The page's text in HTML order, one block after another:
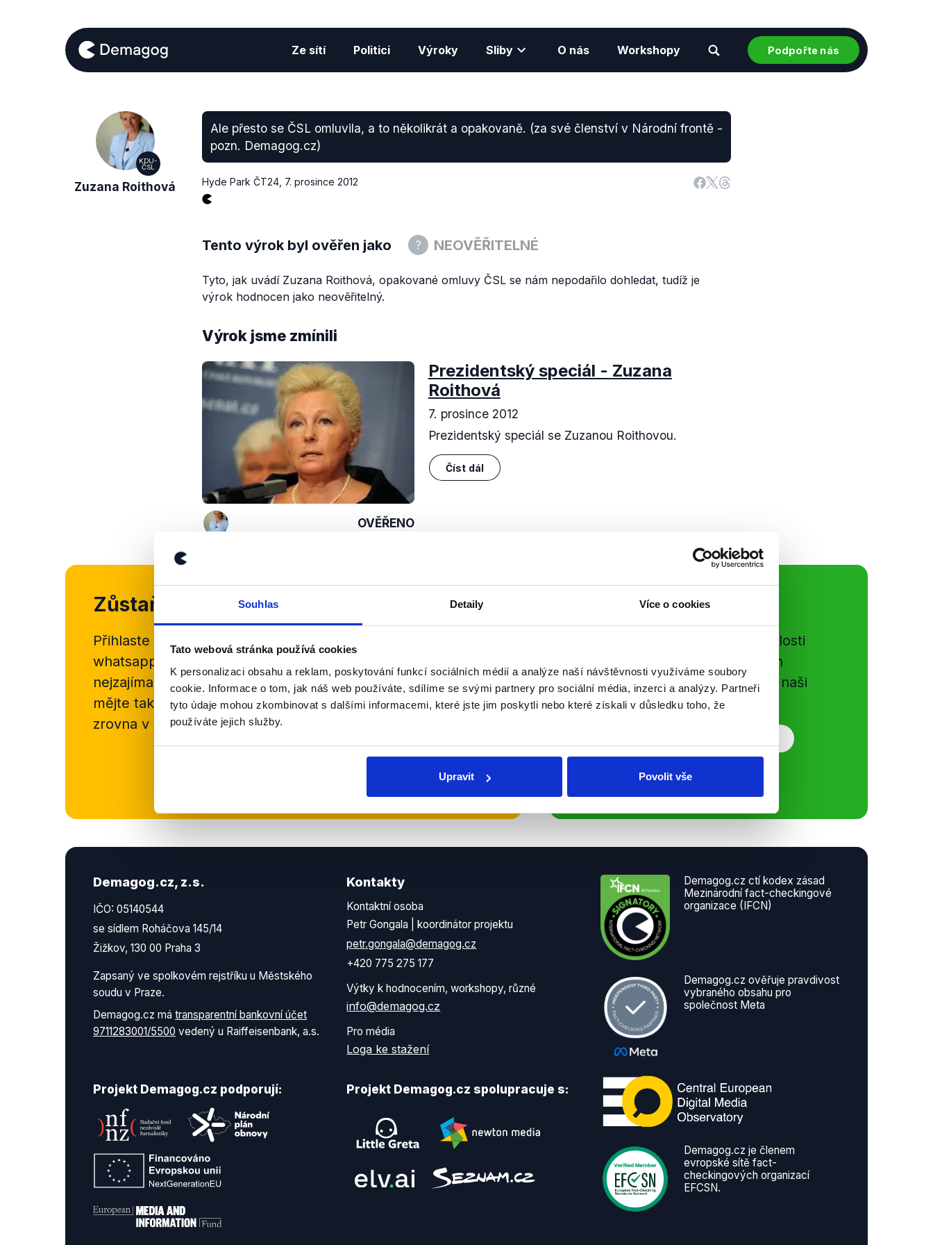
Souhlas Detaily Více o cookies
Tato webová stránka používá cookies
K personalizaci obsahu a reklam, poskytování funkcí sociálních médií a analýze naší návštěvnosti využíváme soubory
cookie. Informace o tom, jak náš web používáte, sdílíme se svými partnery pro sociální média, inzerci a analýzy. Partneři
tyto údaje mohou zkombinovat s dalšími informacemi, které jste jim poskytli nebo které získali v důsledku toho, že
používáte jejich služby.
Upravit Povolit vše
Ze sítí Politici Výroky Sliby O nás Workshopy Podpořte nás
KDU-
ČSL
Zuzana Roithová
Ale přesto se ČSL omluvila, a to několikrát a opakovaně. (za své členství v Národní frontě -
pozn. Demagog.cz)
Hyde Park ČT24, 7. prosince 2012
Tento výrok byl ověřen jako NEOVĚŘITELNÉ
Tyto, jak uvádí Zuzana Roithová, opakované omluvy ČSL se nám nepodařilo dohledat, tudíž je
výrok hodnocen jako neověřitelný.
Výrok jsme zmínili
OVĚŘENO
Prezidentský speciál - Zuzana
Roithová
7. prosince 2012
Prezidentský speciál se Zuzanou Roithovou.
Číst dál
Zůstaňme v kontaktu
Přihlaste se k odběru našeho
whatsappového kanálu, kde pravidelně přinášíme shrnutí
nejzajímavějších článků a analýz. Začněte nás odebírat, a
mějte tak přehled o tom, jaké dezinformace a nepravdy se
zrovna v Česku šíří.
WhatsApp
Sociální sítě
Nenechte si ujít nejnovější události
z Demagog.cz. Sdílením našich
příspěvků přátelům podpoříte naši
práci.
Demagog.cz, z.s.
IČO: 05140544
se sídlem Roháčova 145/14
Žižkov, 130 00 Praha 3
Zapsaný ve spolkovém rejstříku u Městského
soudu v Praze.
Demagog.cz má transparentní bankovní účet
9711283001/5500 vedený u Raiffeisenbank, a.s.
Kontakty
Kontaktní osoba
Petr Gongala | koordinátor projektu
petr.gongala@demagog.cz
+420 775 275 177
Výtky k hodnocením, workshopy, různé
info@demagog.cz
Pro média
Loga ke stažení
Projekt Demagog.cz podporují: Projekt Demagog.cz spolupracuje s:
Demagog.cz ctí kodex zásad
Mezinárodní fact-checkingové
organizace (IFCN)
Demagog.cz ověřuje pravdivost
vybraného obsahu pro
společnost Meta
Demagog.cz je členem
evropské sítě fact-
checkingových organizací
EFCSN.